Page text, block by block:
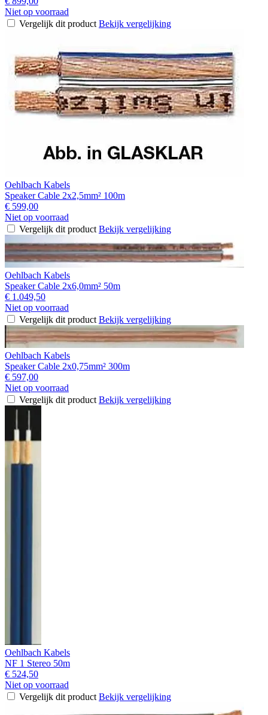
Niet op voorraad
Vergelijk dit product Bekijk vergelijking
Oehlbach Kabels
Speaker Cable 2x2,5mm² 100m
€ 599,00
Niet op voorraad
Vergelijk dit product Bekijk vergelijking
Oehlbach Kabels
Speaker Cable 2x6,0mm² 50m
€ 1.049,50
Niet op voorraad
Vergelijk dit product Bekijk vergelijking
Oehlbach Kabels
Speaker Cable 2x0,75mm² 300m
€ 597,00
Niet op voorraad
Vergelijk dit product Bekijk vergelijking
Oehlbach Kabels
NF 1 Stereo 50m
€ 524,50
Niet op voorraad
Vergelijk dit product Bekijk vergelijking